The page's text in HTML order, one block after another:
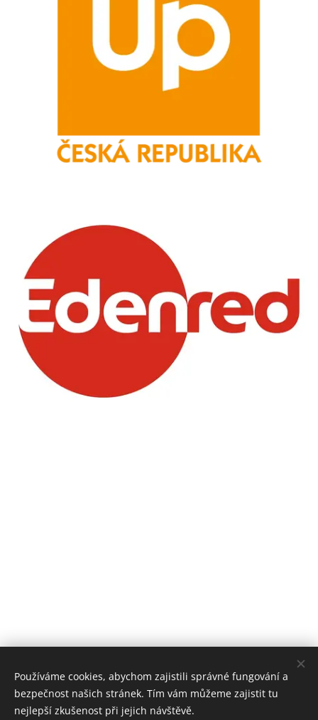
Používáme cookies, abychom zajistili správné fungování a
bezpečnost našich stránek. Tím vám můžeme zajistit tu
nejlepší zkušenost při jejich návštěvě.